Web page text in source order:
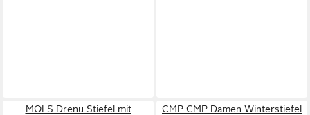
MOLS Drenu Stiefel mit
CMP CMP Damen Winterstiefel